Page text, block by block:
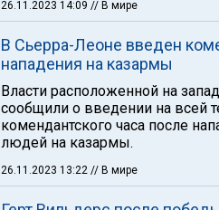
26.11.2023 14:09 // В мире
В Сьерра-Леоне введен
нападения на казармы
Власти расположенной на
сообщили о введении на всей
комендантского часа после
людей на казармы.
26.11.2023 13:22 // В мире